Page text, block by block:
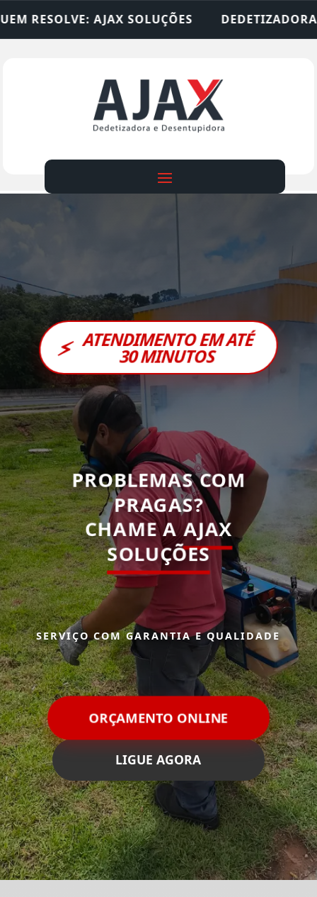
DEDETIZADORA • DESENTUPIDORA •
⚡ ATENDIMENTO EM ATÉ
30 MINUTOS
PROBLEMAS COM
PRAGAS?
CHAME AAJAX
SOLUÇÕES
SERVIÇO COM GARANTIA E QUALIDADE
ORÇAMENTO ONLINE
LIGUE AGORA